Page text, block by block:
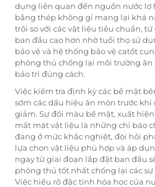
dụng liên quan đến nguồn nước lợ
bằng thép không gỉ mang lại khả
trội so với các vật liệu tiêu chuẩn,
ban đầu cao hơn nhờ tuổi thọ sử
bảo vệ và hệ thống bảo vệ catốt
phòng thủ chống lại môi trường ăn
bảo trì đúng cách.
Việc kiểm tra định kỳ các bề mặt
sớm các dấu hiệu ăn mòn trước khi
giảm. Sự đổi màu bề mặt, xuất
mất mát vật liệu là những chỉ báo
đang ở mức khắc nghiệt, đòi hỏi
lựa chọn vật liệu phù hợp và áp
ngay từ giai đoạn lắp đặt ban đầu
phòng thủ tốt nhất chống lại các sự
Việc hiểu rõ đặc tính hóa học của